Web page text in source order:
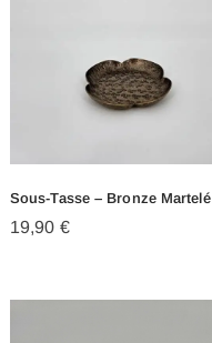
Sous-Tasse – Bronze Martelé
19,90 €